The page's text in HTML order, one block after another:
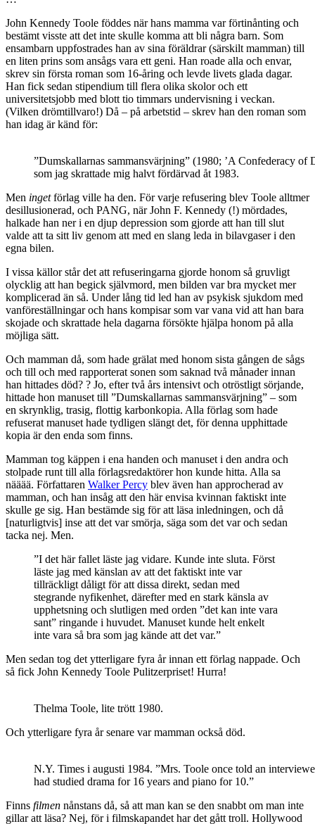
John Kennedy Toole föddes när hans mamma var förtinånting och
bestämt visste att det inte skulle komma att bli några barn. Som
ensambarn uppfostrades han av sina föräldrar (särskilt mamman) till
en liten prins som ansågs vara ett geni. Han roade alla och envar,
skrev sin första roman som 16-åring och levde livets glada dagar.
Han fick sedan stipendium till flera olika skolor och ett
universitetsjobb med blott tio timmars undervisning i veckan.
(Vilken drömtillvaro!) Då – på arbetstid – skrev han den roman som
han idag är känd för:
”Dumskallarnas sammansvärjning” (1980; ’A Confederacy of
som jag skrattade mig halvt fördärvad åt 1983.
Men ingetförlag ville ha den. För varje refusering blev Toole alltmer
desillusionerad, och PANG, när John F. Kennedy (!) mördades,
halkade han ner i en djup depression som gjorde att han till slut
valde att ta sitt liv genom att med en slang leda in bilavgaser i den
egna bilen.
I vissa källor står det att refuseringarna gjorde honom så gruvligt
olycklig att han begick självmord, men bilden var bra mycket mer
komplicerad än så. Under lång tid led han av psykisk sjukdom med
vanföreställningar och hans kompisar som var vana vid att han bara
skojade och skrattade hela dagarna försökte hjälpa honom på alla
möjliga sätt.
Och mamman då, som hade grälat med honom sista gången de sågs
och till och med rapporterat sonen som saknad två månader innan
han hittades död? ? Jo, efter två års intensivt och otröstligt sörjande,
hittade hon manuset till ”Dumskallarnas sammansvärjning” – som
en skrynklig, trasig, flottig karbonkopia. Alla förlag som hade
refuserat manuset hade tydligen slängt det, för denna upphittade
kopia är den enda som finns.
Mamman tog käppen i ena handen och manuset i den andra och
stolpade runt till alla förlagsredaktörer hon kunde hitta. Alla sa
nääää. Författaren Walker Percy blev även han approcherad av
mamman, och han insåg att den här envisa kvinnan faktiskt inte
skulle ge sig. Han bestämde sig för att läsa inledningen, och då
[naturligtvis] inse att det var smörja, säga som det var och sedan
tacka nej. Men.
”I det här fallet läste jag vidare. Kunde inte sluta. Först
läste jag med känslan av att det faktiskt inte var
tillräckligt dåligt för att dissa direkt, sedan med
stegrande nyfikenhet, därefter med en stark känsla av
upphetsning och slutligen med orden ”det kan inte vara
sant” ringande i huvudet. Manuset kunde helt enkelt
inte vara så bra som jag kände att det var.”
Men sedan tog det ytterligare fyra år innan ett förlag nappade. Och
så fick John Kennedy Toole Pulitzerpriset! Hurra!
Thelma Toole, lite trött 1980.
Och ytterligare fyra år senare var mamman också död.
N.Y. Times i augusti 1984. ”Mrs. Toole once told an
had studied drama for 16 years and piano for 10.”
Finns filmen nånstans då, så att man kan se den snabbt om man inte
gillar att läsa? Nej, för i filmskapandet har det gått troll. Hollywood